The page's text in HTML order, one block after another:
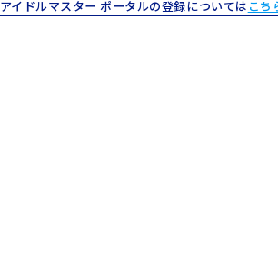
アイドルマスター ポータルの登録については こち